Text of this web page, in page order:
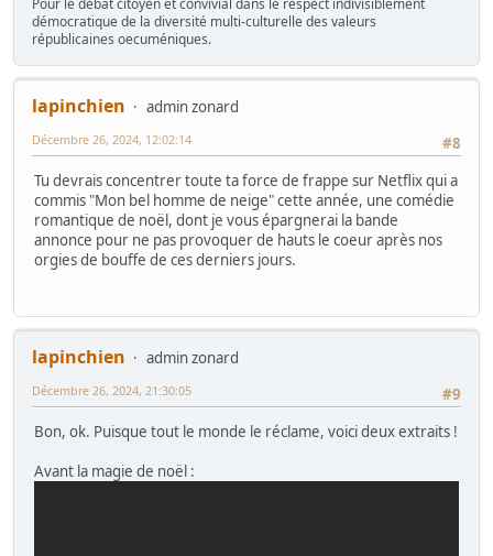
Pour le débat citoyen et convivial dans le respect indivisiblement
démocratique de la diversité multi-culturelle des valeurs
républicaines oecuméniques.
lapinchien
admin zonard
#8
Décembre 26, 2024, 12:02:14
Tu devrais concentrer toute ta force de frappe sur Netflix qui a
commis "Mon bel homme de neige" cette année, une comédie
romantique de noël, dont je vous épargnerai la bande
annonce pour ne pas provoquer de hauts le coeur après nos
orgies de bouffe de ces derniers jours.
lapinchien
admin zonard
#9
Décembre 26, 2024, 21:30:05
Bon, ok. Puisque tout le monde le réclame, voici deux extraits !
Avant la magie de noël :